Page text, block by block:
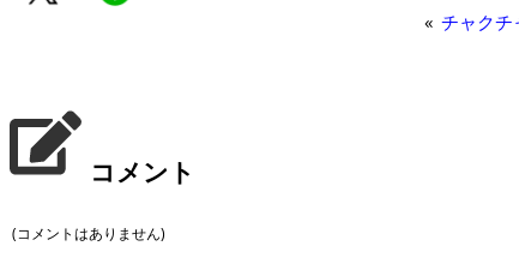
« チャクチ
コメント
(コメントはありません)